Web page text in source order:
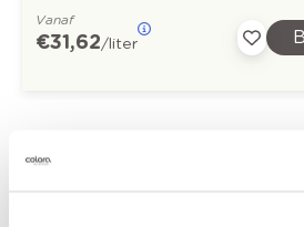
Vanaf
€ 31,62/liter
Ontdek meer inspiratiebeelden